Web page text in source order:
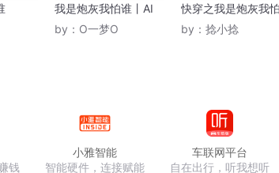
我是炮灰我怕谁丨AI
by： O一梦O
快穿之我是炮灰我
by： 捻小捻
钱
小雅智能
智能硬件，连接赋能
车联网平台
自在出行，听我想听